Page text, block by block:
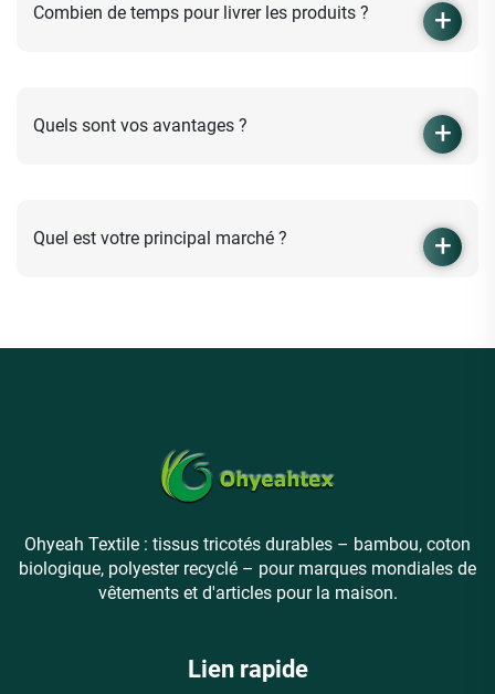
Combien de temps pour livrer les produits ?
Quels sont vos avantages ?
Quel est votre principal marché ?
Ohyeah Textile : tissus tricotés durables – bambou, coton
biologique, polyester recyclé – pour marques mondiales de
vêtements et d'articles pour la maison.
Lien rapide